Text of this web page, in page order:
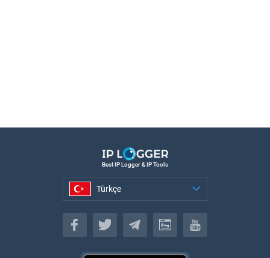
Best IP Logger & IP Tools
Türkçe
Türkçe